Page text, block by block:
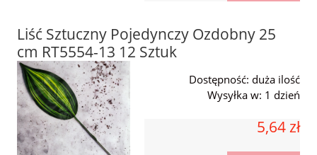
Liść Sztuczny Pojedynczy Ozdobny 25
cm RT5554-13 12 Sztuk
Dostępność: duża ilość
Wysyłka w: 1 dzień
5,64 zł